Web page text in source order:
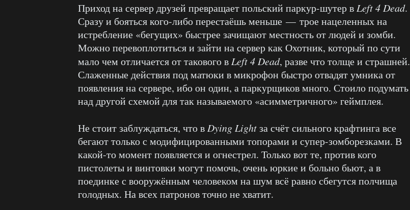
Приход на сервер друзей превращает польский паркур-шутер в Left 4 Dead.
Сразу и бояться кого-либо перестаёшь меньше — трое нацеленных на
истребление «бегущих» быстрее зачищают местность от людей и зомби.
Можно перевоплотиться и зайти на сервер как Охотник, который по сути
мало чем отличается от такового в Left 4 Dead, разве что толще и страшней.
Слаженные действия под матюки в микрофон быстро отвадят умника от
появления на сервере, ибо он один, а паркурщиков много. Стоило подумать
над другой схемой для так называемого «асимметричного» геймплея.
Не стоит заблуждаться, что в Dying Lightза счёт сильного крафтинга все
бегают только с модифицированными топорами и супер-зомборезками. В
какой-то момент появляется и огнестрел. Только вот те, против кого
пистолеты и винтовки могут помочь, очень юркие и больно бьют, а в
поединке с вооружённым человеком на шум всё равно сбегутся полчища
голодных. На всех патронов точно не хватит.